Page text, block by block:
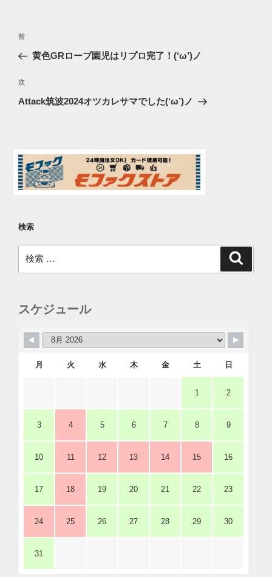
投
ナ
ビ
ゲ
ン
過
去
投
稿
前
黄色GRローブ園児はリプロ完了！(‘ω’)ノ
次
の
次
Attack筑波2024オツカレサマでした(‘ω’)ノ
検索
索:
スケジュール
月 火 水 木 金 土 日
1 2
3 4 5 6 7 8 9
10 11 12 13 14 15 16
17 18 19 20 21 22 23
24 25 26 27 28 29 30
31